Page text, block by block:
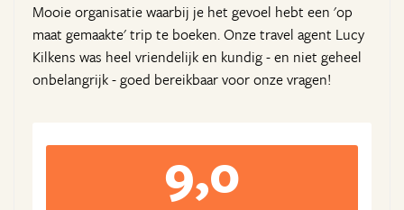
Mooie organisatie waarbij je het gevoel hebt een 'op
maat gemaakte' trip te boeken. Onze travel agent Lucy
Kilkens was heel vriendelijk en kundig - en niet geheel
onbelangrijk - goed bereikbaar voor onze vragen!
9,0